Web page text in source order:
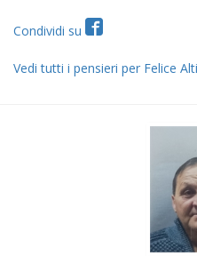
Condividi su
Vedi tutti i pensieri per Felice